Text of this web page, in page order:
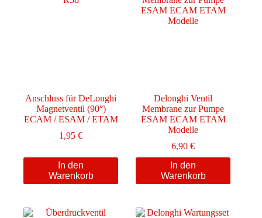
Anschluss für DeLonghi
Magnetventil (90°)
ECAM / ESAM / ETAM
1,95€
In den
Warenkorb
Delonghi Ventil
Membrane zur Pumpe
ESAM ECAM ETAM
Modelle
6,90€
In den
Warenkorb